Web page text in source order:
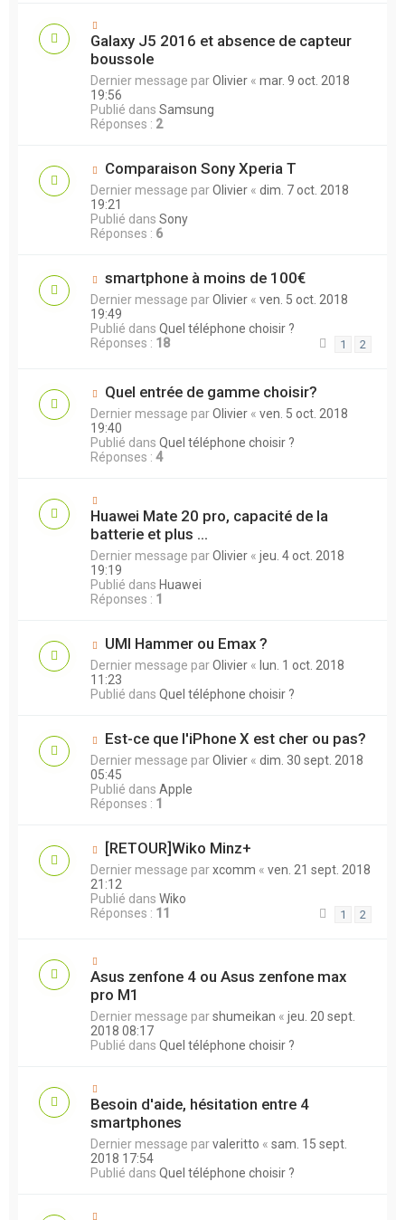
Galaxy J5 2016 et absence de capteur
boussole
Dernier message parOlivier « mar. 9 oct. 2018
19:56
Publié dans Samsung
Réponses : 2
Comparaison Sony Xperia T
Dernier message parOlivier « dim. 7 oct. 2018
19:21
Publié dans Sony
Réponses : 6
smartphone à moins de 100€
Dernier message parOlivier « ven. 5 oct. 2018
19:49
Publié dans Quel téléphone choisir ?
Réponses : 18 1 2
Quel entrée de gamme choisir?
Dernier message parOlivier « ven. 5 oct. 2018
19:40
Publié dans Quel téléphone choisir ?
Réponses : 4
Huawei Mate 20 pro, capacité de la
batterie et plus ...
Dernier message parOlivier « jeu. 4 oct. 2018
19:19
Publié dans Huawei
Réponses : 1
UMI Hammer ou Emax ?
Dernier message parOlivier « lun. 1 oct. 2018
11:23
Publié dans Quel téléphone choisir ?
Est-ce que l'iPhone X est cher ou pas?
Dernier message parOlivier « dim. 30 sept. 2018
05:45
Publié dans Apple
Réponses : 1
[RETOUR]Wiko Minz+
Dernier message parxcomm « ven. 21 sept. 2018
21:12
Publié dans Wiko
Réponses : 11 1 2
Asus zenfone 4 ou Asus zenfone max
pro M1
Dernier message parshumeikan « jeu. 20 sept.
2018 08:17
Publié dans Quel téléphone choisir ?
Besoin d'aide, hésitation entre 4
smartphones
Dernier message parvaleritto « sam. 15 sept.
2018 17:54
Publié dans Quel téléphone choisir ?